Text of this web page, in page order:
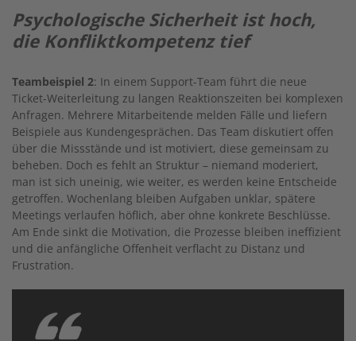
Psychologische Sicherheit ist hoch,
die Konfliktkompetenz tief
Teambeispiel 2: In einem Support-Team führt die neue
Ticket-Weiterleitung zu langen Reaktionszeiten bei komplexen
Anfragen. Mehrere Mitarbeitende melden Fälle und liefern
Beispiele aus Kundengesprächen. Das Team diskutiert offen
über die Missstände und ist motiviert, diese gemeinsam zu
beheben. Doch es fehlt an Struktur – niemand moderiert,
man ist sich uneinig, wie weiter, es werden keine Entscheide
getroffen. Wochenlang bleiben Aufgaben unklar, spätere
Meetings verlaufen höflich, aber ohne konkrete Beschlüsse.
Am Ende sinkt die Motivation, die Prozesse bleiben ineffizient
und die anfängliche Offenheit verflacht zu Distanz und
Frustration.